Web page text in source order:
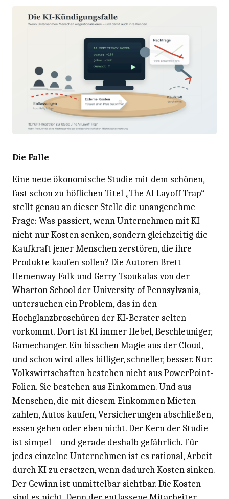
Die Falle
Eine neue ökonomische Studie mit dem schönen,
fast schon zu höflichen Titel „The AI Layoff Trap“
stellt genau an dieser Stelle die unangenehme
Frage: Was passiert, wenn Unternehmen mit KI
nicht nur Kosten senken, sondern gleichzeitig die
Kaufkraft jener Menschen zerstören, die ihre
Produkte kaufen sollen? Die Autoren Brett
Hemenway Falk und Gerry Tsoukalas von der
Wharton School der University of Pennsylvania,
untersuchen ein Problem, das in den
Hochglanzbroschüren der KI-Berater selten
vorkommt. Dort ist KI immer Hebel, Beschleuniger,
Gamechanger. Ein bisschen Magie aus der Cloud,
und schon wird alles billiger, schneller, besser. Nur:
Volkswirtschaften bestehen nicht aus PowerPoint-
Folien. Sie bestehen aus Einkommen. Und aus
Menschen, die mit diesem Einkommen Mieten
zahlen, Autos kaufen, Versicherungen abschließen,
essen gehen oder eben nicht. Der Kern der Studie
ist simpel – und gerade deshalb gefährlich. Für
jedes einzelne Unternehmen ist es rational, Arbeit
durch KI zu ersetzen, wenn dadurch Kosten sinken.
Der Gewinn ist unmittelbar sichtbar. Die Kosten